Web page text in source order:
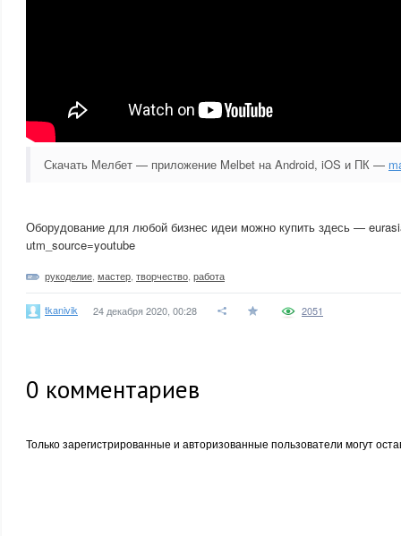
Скачать Мелбет — приложение Melbet на Android, iOS и ПК —
Оборудование для любой бизнес идеи можно купить здесь —
utm_source=youtube
рукоделие мастер творчество работа
tkanivik 24 декабря 2020, 00:28 2051
0 комментариев
Только зарегистрированные и авторизованные пользователи могут